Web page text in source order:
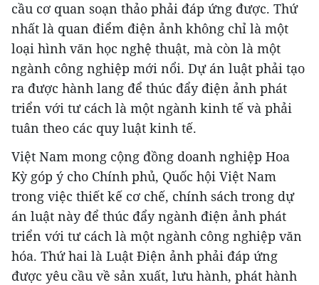
cầu cơ quan soạn thảo phải đáp ứng được. Thứ
nhất là quan điểm điện ảnh không chỉ là một
loại hình văn học nghệ thuật, mà còn là một
ngành công nghiệp mới nổi. Dự án luật phải tạo
ra được hành lang để thúc đẩy điện ảnh phát
triển với tư cách là một ngành kinh tế và phải
tuân theo các quy luật kinh tế.
Việt Nam mong cộng đồng doanh nghiệp Hoa
Kỳ góp ý cho Chính phủ, Quốc hội Việt Nam
trong việc thiết kế cơ chế, chính sách trong dự
án luật này để thúc đẩy ngành điện ảnh phát
triển với tư cách là một ngành công nghiệp văn
hóa. Thứ hai là Luật Điện ảnh phải đáp ứng
được yêu cầu về sản xuất, lưu hành, phát hành